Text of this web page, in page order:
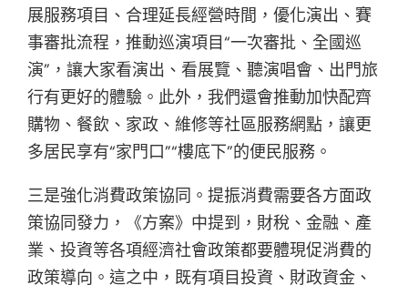
展服務項目、合理延長經營時間，優化演出、賽
事審批流程，推動巡演項目“一次審批、全國巡
演”，讓大家看演出、看展覽、聽演唱會、出門旅
行有更好的體驗。此外，我們還會推動加快配齊
購物、餐飲、家政、維修等社區服務網點，讓更
多居民享有“家門口”“樓底下”的便民服務。
三是強化消費政策協同。提振消費需要各方面政
策協同發力，《方案》中提到，財稅、金融、產
業、投資等各項經濟社會政策都要體現促消費的
政策導向。這之中，既有項目投資、財政資金、